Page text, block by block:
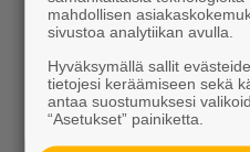
toimitetaan säkeissä tai
määrät on mahdollista
tällöin yhteys myyntiin.
mahdollisen
sivustoa analytiikan avulla.
Hyväksymällä sallit
tietojesi keräämiseen sekä
antaa suostumuksesi
“Asetukset” painiketta.